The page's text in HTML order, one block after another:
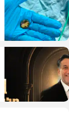
חדשות הרכב
בריאות